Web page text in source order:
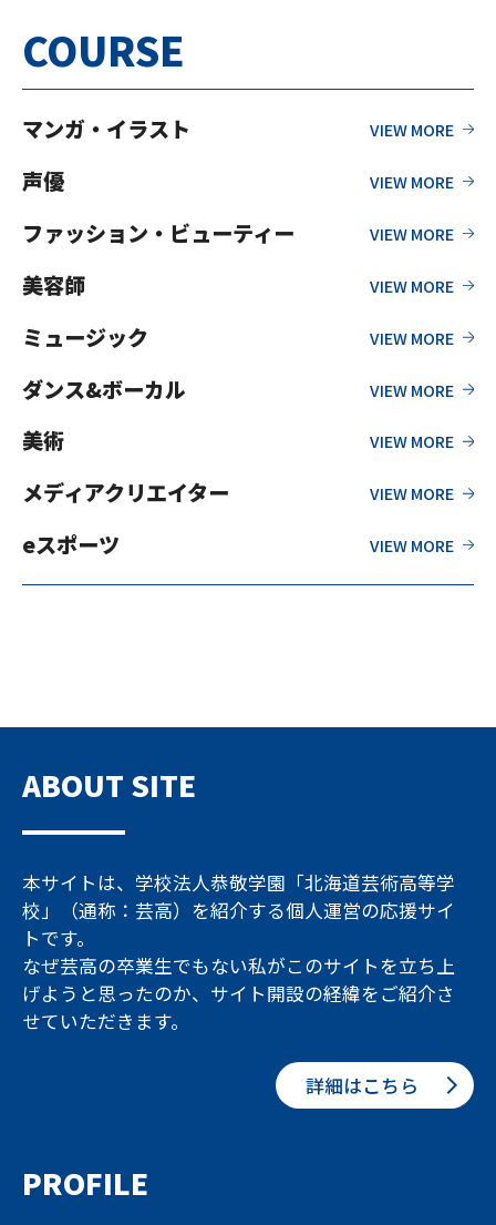
COURSE
マンガ・イラスト
声優
ファッション・ビューティー
美容師
ミュージック
ダンス&ボーカル
美術
メディアクリエイター
eスポーツ
ABOUT SITE
本サイトは、学校法人恭敬学園「北海道芸術高等学
校」（通称：芸高）を紹介する個人運営の応援サイ
トです。
なぜ芸高の卒業生でもない私がこのサイトを立ち上
げようと思ったのか、サイト開設の経緯をご紹介さ
せていただきます。
詳細はこちら
PROFILE